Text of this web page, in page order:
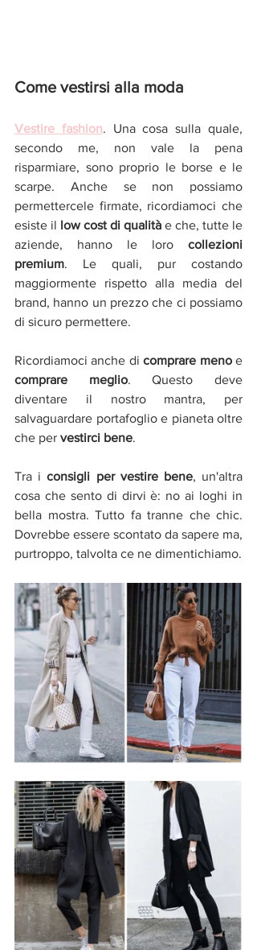
Come vestirsi alla moda
Vestire fashion. Una cosa sulla quale,
secondo me, non vale la pena
risparmiare, sono proprio le borse e le
scarpe. Anche se non possiamo
permettercele firmate, ricordiamoci che
esiste il low cost di qualità e che, tutte le
aziende, hanno le loro collezioni
premium. Le quali, pur costando
maggiormente rispetto alla media del
brand, hanno un prezzo che ci possiamo
di sicuro permettere.
Ricordiamoci anche di comprare meno
comprare meglio. Questo deve
diventare il nostro mantra, per
salvaguardare portafoglio e pianeta oltre
che per vestirci bene.
Tra i consigli per vestire bene, un'altra
cosa che sento di dirvi è: no ai loghi in
bella mostra. Tutto fa tranne che chic.
Dovrebbe essere scontato da sapere ma,